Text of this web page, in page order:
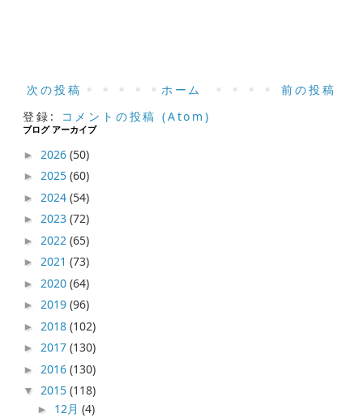
次の投稿 前の投稿
ホーム
登録:
コメントの投稿 (Atom)
ブログ アーカイブ
► 2026(50)
►2025(60)
► 2024(54)
►2023(72)
► 2022(65)
►2021(73)
► 2020(64)
►2019(96)
► 2018(102)
►2017(130)
► 2016(130)
▼2015(118)
► 12月(4)